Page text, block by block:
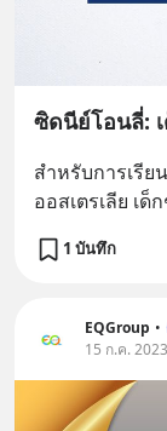
ซิดนีย์โอนลี่:
สำหรับการเรี
ออสเตรเลีย เด็
1 บันทึก
EQGroup •
15 ก.ค.